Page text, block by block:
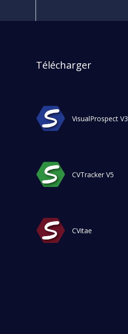
Télécharger
VisualProspect V3
CVTracker V5
CVitae